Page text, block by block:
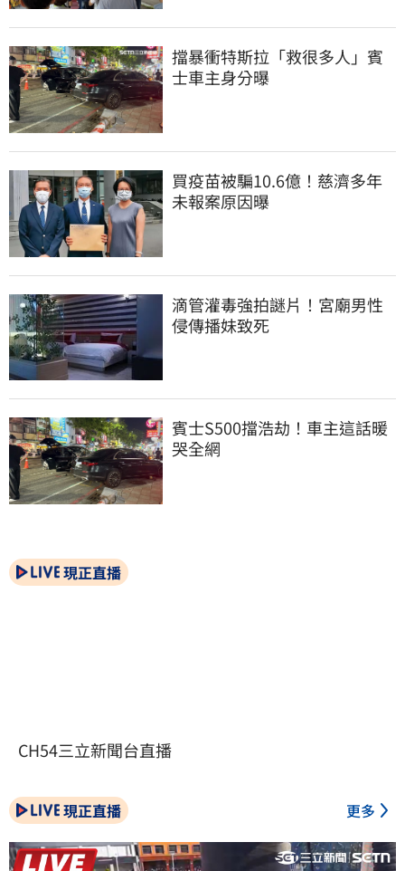
擋暴衝特斯拉「救很多人」賓
士車主身分曝
買疫苗被騙10.6億！慈濟多年
未報案原因曝
滴管灌毒強拍謎片！宮廟男性
侵傳播妹致死
賓士S500擋浩劫！車主這話暖
哭全網
現正直播
CH54三立新聞台直播
現正直播 更多